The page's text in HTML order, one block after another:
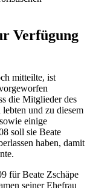
Verfügung
mitteilte, ist
die Mitglieder des
und zu diesem
einige
soll sie Beate
haben, damit
für Beate Zschäpe
seiner Ehefrau